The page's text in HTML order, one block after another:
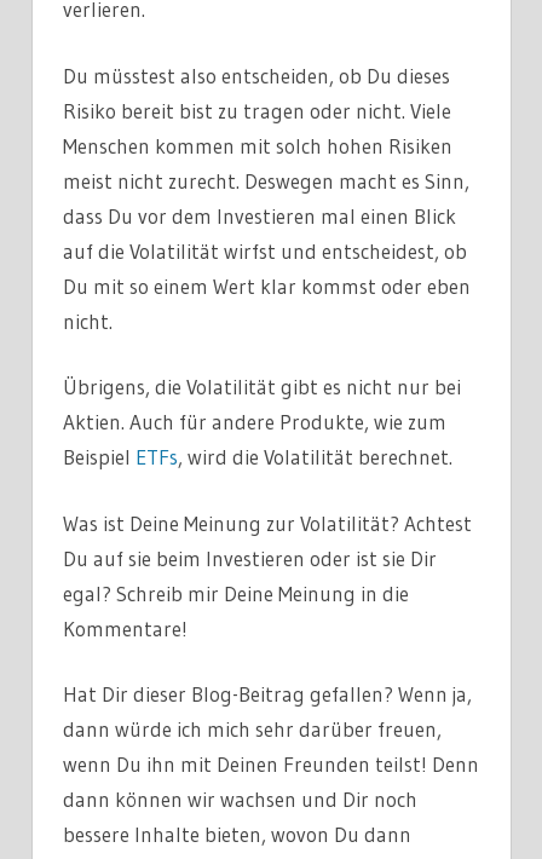
verlieren.
Du müsstest also entscheiden, ob Du dieses
Risiko bereit bist zu tragen oder nicht. Viele
Menschen kommen mit solch hohen Risiken
meist nicht zurecht. Deswegen macht es Sinn,
dass Du vor dem Investieren mal einen Blick
auf die Volatilität wirfst und entscheidest, ob
Du mit so einem Wert klar kommst oder eben
nicht.
Übrigens, die Volatilität gibt es nicht nur bei
Aktien. Auch für andere Produkte, wie zum
Beispiel ETFs, wird die Volatilität berechnet.
Was ist Deine Meinung zur Volatilität? Achtest
Du auf sie beim Investieren oder ist sie Dir
egal? Schreib mir Deine Meinung in die
Kommentare!
Hat Dir dieser Blog-Beitrag gefallen? Wenn ja,
dann würde ich mich sehr darüber freuen,
wenn Du ihn mit Deinen Freunden teilst! Denn
dann können wir wachsen und Dir noch
bessere Inhalte bieten, wovon Du dann